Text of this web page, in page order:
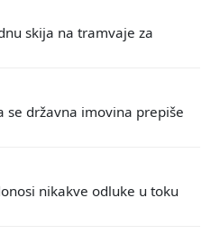
skija na tramvaje za
se državna imovina prepiše
nikakve odluke u toku